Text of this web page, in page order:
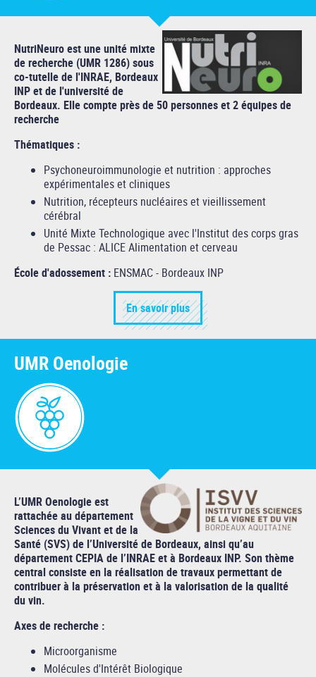
NutriNeuro est une unité mixte
de recherche (UMR 1286) sous
co-tutelle de l'INRAE, Bordeaux
INP et de l'université de
Bordeaux. Elle compte près de 50 personnes et 2 équipes de
recherche
Thématiques :
Psychoneuroimmunologie et nutrition : approches
expérimentales et cliniques
Nutrition, récepteurs nucléaires et vieillissement
cérébral
Unité Mixte Technologique avec l'Institut des corps gras
de Pessac : ALICE Alimentation et cerveau
École d'adossement : ENSMAC - Bordeaux INP
En savoir plus
UMR Oenologie
L’UMR Oenologie est
rattachée au département
Sciences du Vivant et de la
Santé (SVS) de l’Université de Bordeaux, ainsi qu’au
département CEPIA de l’INRAE et à Bordeaux INP. Son thème
central consiste en la réalisation de travaux permettant de
contribuer à la préservation et à la valorisation de la qualité
du vin.
Axes de recherche :
Microorganisme
Molécules d'Intérêt Biologique